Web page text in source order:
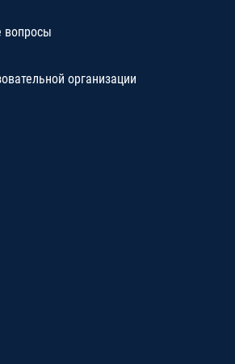
вопросы
организации